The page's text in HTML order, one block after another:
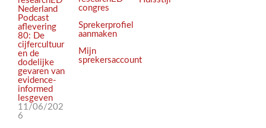
Nederland
Podcast
aflevering
80: De
cijfercultuur
en de
dodelijke
gevaren van
evidence-
informed
lesgeven
11/06/202
6
congres
Sprekerprofiel
aanmaken
Mijn
sprekersaccount